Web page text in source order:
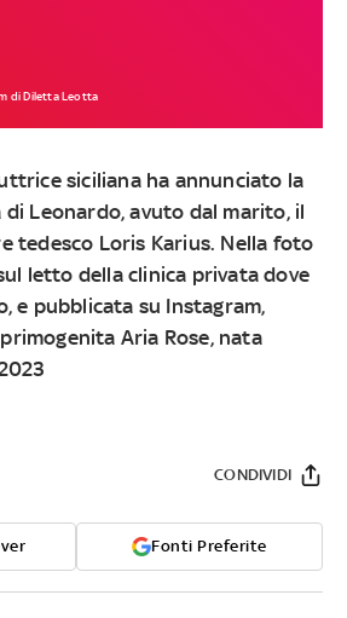
di Diletta Leotta
siciliana ha annunciato la
di Leonardo, avuto dal marito, il
tedesco Loris Karius. Nella foto
letto della clinica privata dove
e pubblicata su Instagram,
Aria Rose, nata
Fonti Preferite
CONDIVIDI